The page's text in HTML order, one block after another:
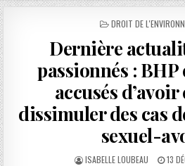
POSTED
DROIT DE
Dernière
passionnés :
accusés
dissimuler des cas
sexuel-
AUTHOR:
ISABELLE LOUBEAU 13